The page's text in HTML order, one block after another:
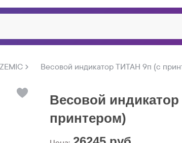
Весовой индикатор ТИТАН 9п (с
Весовой
принтером)